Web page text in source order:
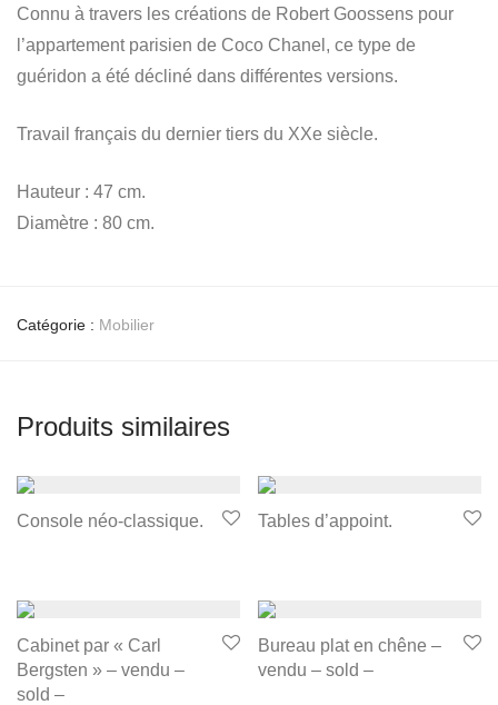
Connu à travers les créations de Robert Goossens pour
l’appartement parisien de Coco Chanel, ce type de
guéridon a été décliné dans différentes versions.
Travail français du dernier tiers du XXe siècle.
Hauteur : 47 cm.
Diamètre : 80 cm.
Catégorie : Mobilier
Produits similaires
Console néo-classique. Tables d’appoint.
Cabinet par « Carl
Bergsten » – vendu –
sold –
Bureau plat en chêne –
vendu – sold –